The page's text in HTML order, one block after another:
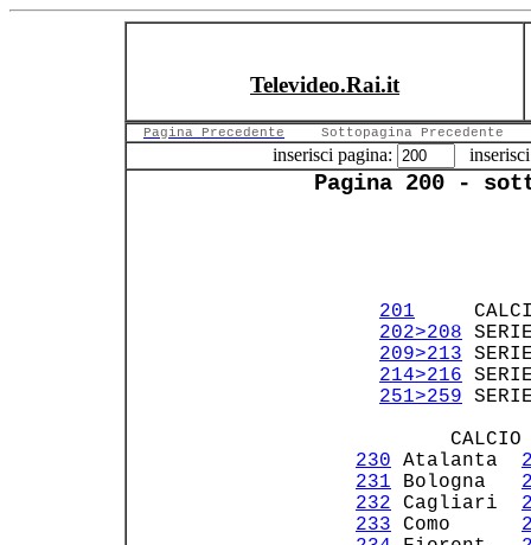
Televideo.Rai.it
Pagina Precedente Sottopagina Precedente
inserisci pagina:
Pagina 200 -
201
202>208
209>213
214>216
251>259
230 Atalanta
231 Bologna
232 Cagliari
233 Como